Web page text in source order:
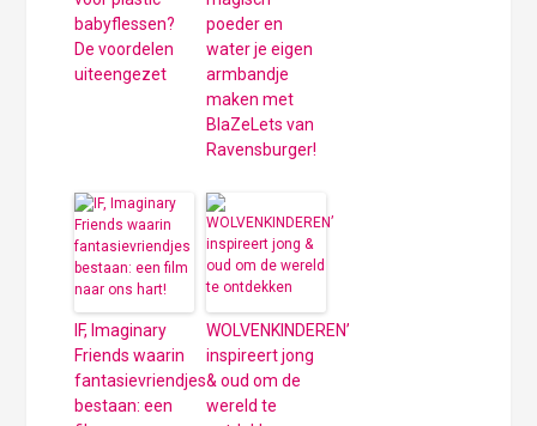
babyflessen?
De voordelen
uiteengezet
poeder en
water je eigen
armbandje
maken met
BlaZeLets van
Ravensburger!
IF, Imaginary
Friends waarin
fantasievriendjes
bestaan: een
WOLVENKINDEREN’
inspireert jong
& oud om de
wereld te